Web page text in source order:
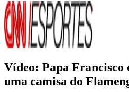
Vídeo: Papa Francisco
uma camisa do